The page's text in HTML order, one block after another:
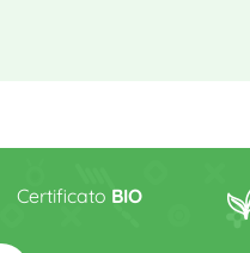
Certificato BIO